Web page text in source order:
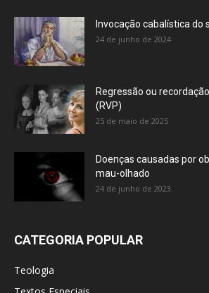
Invocação cabalística do
24 de junho de 2024
Regressão ou
(RVP)
25 de maio de 2025
Doenças causadas por
mau-olhado
24 de junho de 2023
CATEGORIA POPULAR
Teologia